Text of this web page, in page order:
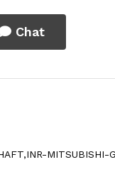
Chat
MITSUBISHI-